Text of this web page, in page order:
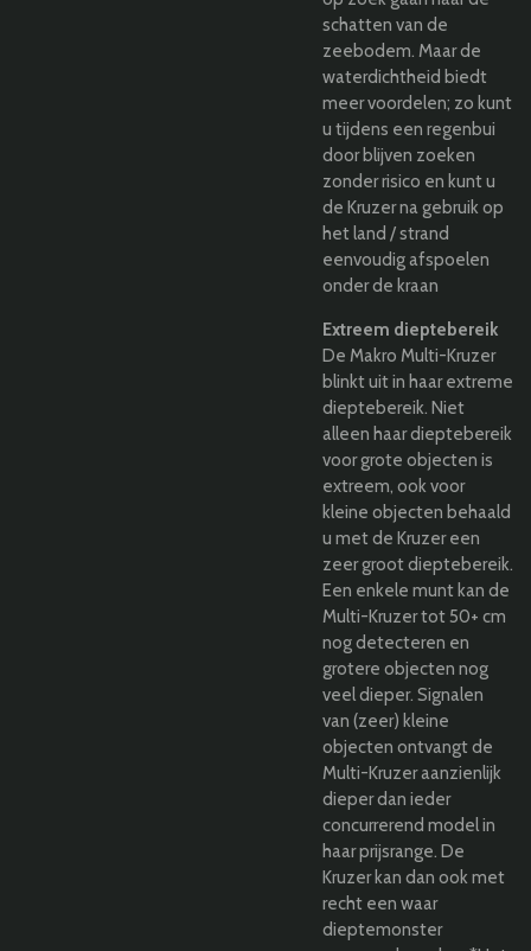
schatten van de
zeebodem. Maar de
waterdichtheid biedt
meer voordelen; zo kunt
u tijdens een regenbui
door blijven zoeken
zonder risico en kunt u
de Kruzer na gebruik op
het land / strand
eenvoudig afspoelen
onder de kraan
Extreem dieptebereik
De Makro Multi-Kruzer
blinkt uit in haar extreme
dieptebereik. Niet
alleen haar dieptebereik
voor grote objecten is
extreem, ook voor
kleine objecten behaald
u met de Kruzer een
zeer groot dieptebereik.
Een enkele munt kan de
Multi-Kruzer tot 50+ cm
nog detecteren en
grotere objecten nog
veel dieper. Signalen
van (zeer) kleine
objecten ontvangt de
Multi-Kruzer aanzienlijk
dieper dan ieder
concurrerend model in
haar prijsrange. De
Kruzer kan dan ook met
recht een waar
dieptemonster